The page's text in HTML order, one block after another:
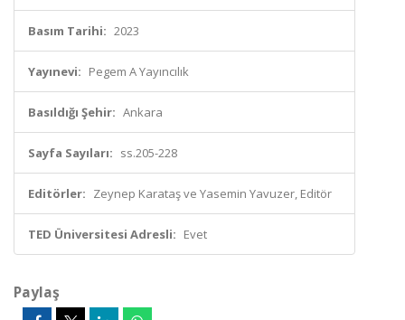
Basım Tarihi: 2023
Yayınevi: Pegem A Yayıncılık
Basıldığı Şehir: Ankara
Sayfa Sayıları: ss.205-228
Editörler: Zeynep Karataş ve Yasemin Yavuzer, Editör
TED Üniversitesi Adresli: Evet
Paylaş